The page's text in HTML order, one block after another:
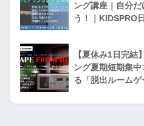
ング講座｜自分
う！｜KIDSPRO
【夏休み1日完
ング夏期短期集
る「脱出ルームゲ